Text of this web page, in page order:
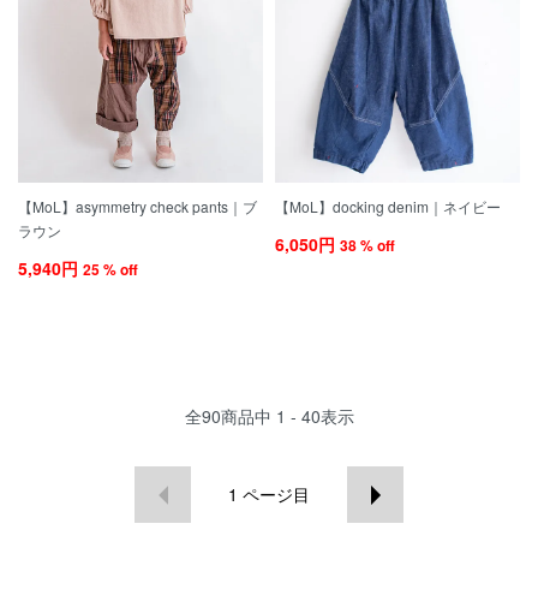
【MoL】asymmetry check pants｜ブ
ラウン
5,940円 25 % off
【MoL】docking denim｜ネイビー
6,050円 38 % off
全90商品中 1 - 40表示
1 ページ目